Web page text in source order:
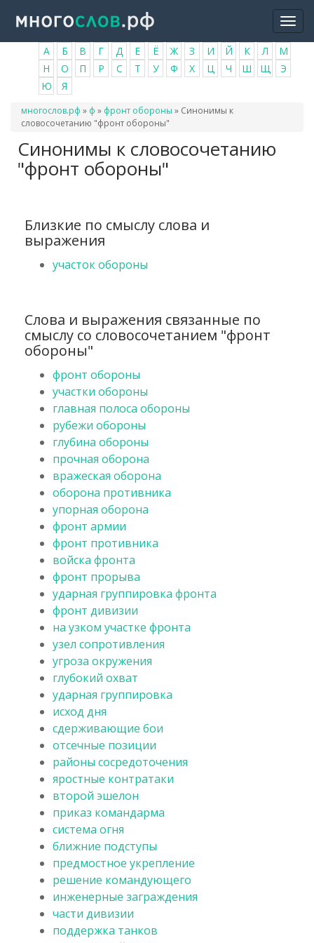
основному
содержанию
А Б В Г Д Е Ё Ж З И Й К Л
М
Н
О П Р С Т У Ф Х Ц Ч Ш Щ
Э
Ю
Я
Вы
здесь
многослов.рф » ф » фронт обороны » Синонимы к
словосочетанию "фронт обороны"
Синонимы к словосочетанию
"фронт обороны"
Близкие по смыслу слова и
выражения
участок обороны
Слова и выражения связанные по
смыслу со словосочетанием "фронт
обороны"
фронт обороны
участки обороны
главная полоса обороны
рубежи обороны
глубина обороны
прочная оборона
вражеская оборона
оборона противника
упорная оборона
фронт армии
фронт противника
войска фронта
фронт прорыва
ударная группировка фронта
фронт дивизии
на узком участке фронта
узел сопротивления
угроза окружения
глубокий охват
ударная группировка
исход дня
сдерживающие бои
отсечные позиции
районы сосредоточения
яростные контратаки
второй эшелон
приказ командарма
система огня
ближние подступы
предмостное укрепление
решение командующего
инженерные заграждения
части дивизии
поддержка танков